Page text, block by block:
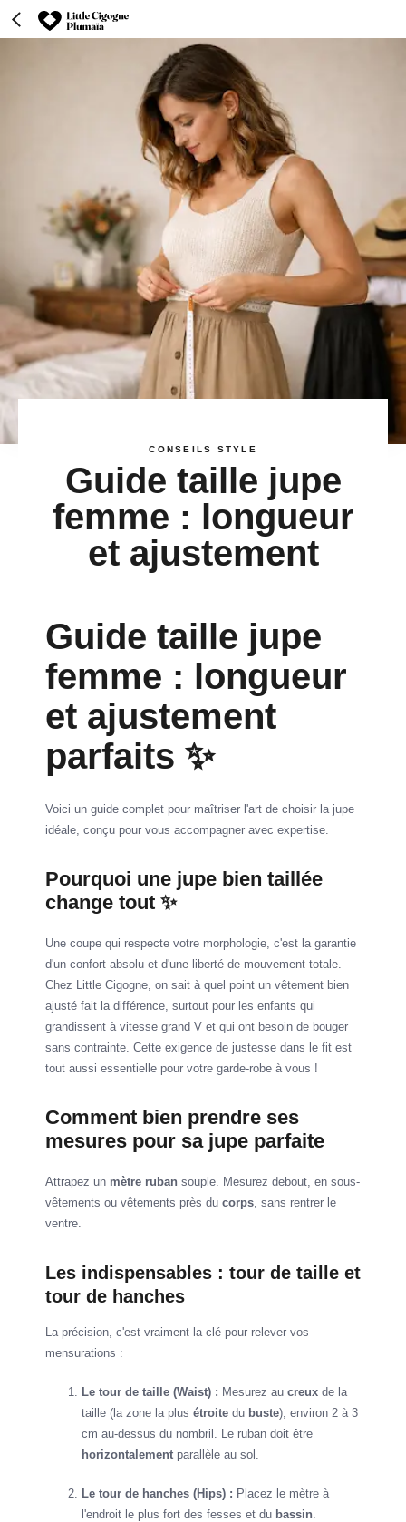
CONSEILS STYLE
Guide taille jupe
femme : longueur
et ajustement
Guide taille jupe
femme : longueur
et ajustement
parfaits ✨
Voici un guide complet pour maîtriser l'art de choisir la jupe
idéale, conçu pour vous accompagner avec expertise.
Pourquoi une jupe bien taillée
change tout ✨
Une coupe qui respecte votre morphologie, c'est la garantie
d'un confort absolu et d'une liberté de mouvement totale.
Chez Little Cigogne, on sait à quel point un vêtement bien
ajusté fait la différence, surtout pour les enfants qui
grandissent à vitesse grand V et qui ont besoin de bouger
sans contrainte. Cette exigence de justesse dans le fit est
tout aussi essentielle pour votre garde-robe à vous !
Comment bien prendre ses
mesures pour sa jupe parfaite
Attrapez un mètre ruban souple. Mesurez debout, en sous-
vêtements ou vêtements près du corps, sans rentrer le
ventre.
Les indispensables : tour de taille et
tour de hanches
La précision, c'est vraiment la clé pour relever vos
mensurations :
Le tour de taille (Waist) : Mesurez au creux de la
taille (la zone la plus étroite du buste), environ 2 à 3
cm au-dessus du nombril. Le ruban doit être
horizontalement parallèle au sol.
Le tour de hanches (Hips) : Placez le mètre à
l'endroit le plus fort des fesses et du bassin.